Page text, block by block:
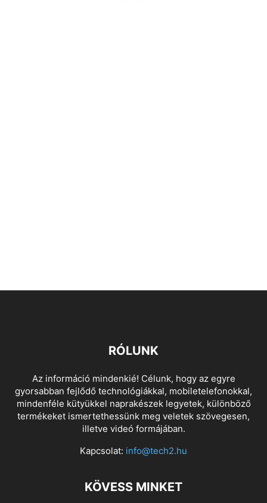
RÓLUNK
Az információ mindenkié! Célunk, hogy az egyre
gyorsabban fejlődő technológiákkal, mobiletelefonokkal,
mindenféle kütyükkel naprakészek legyetek, különböző
termékeket ismertethessünk meg veletek szövegesen,
illetve videó formájában.
Kapcsolat: info@tech2.hu
KÖVESS MINKET